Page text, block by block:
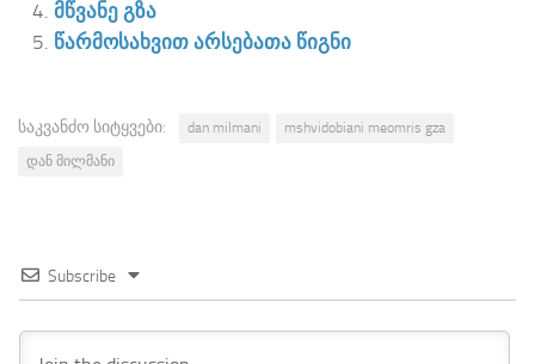
მწვანე გზა
წარმოსახვით არსებათა წიგნი
საკვანძო სიტყვები: dan milmani
mshvidobiani meomris gza
დან მილმანი
Subscribe